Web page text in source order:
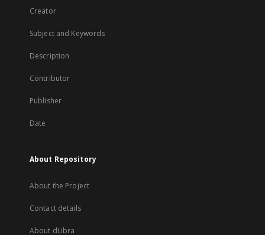
Creator
Subject and Keywords
Description
Contributor
Publisher
Date
About Repository
About the Project
Contact details
About dLibra